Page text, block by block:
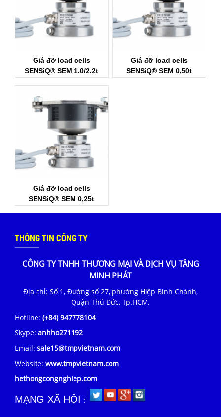
Giá đỡ load cells
SENSiQ® SEM 1.0/2.2t
Giá đỡ load cells
SENSiQ® SEM 0,50t
Giá đỡ load cells
SENSiQ® SEM 0,25t
THÔNG TIN CÔNG TY
CÔNG TY TNHH THƯƠNG MẠI VÀ DỊCH VỤ TĂNG
MINH PHÁT
Địa chỉ: Số 1, Đường số 27, phường Hiệp Bình Chánh,
Quận Thủ Đức, Tp.HCM.
Hotline: (+84) 947778104
Skype: anhho271192
Email: sale15@tmpvietnam.com
Website: www.tmpvietnam.com
hethongcongnghiep.com
MẠNG XÃ HỘI :